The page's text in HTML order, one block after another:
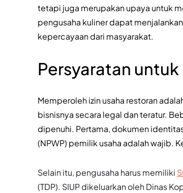
tetapi juga merupakan upaya untuk
pengusaha kuliner dapat
kepercayaan dari masyarakat.
Persyaratan
Memperoleh izin usaha restoran
bisnisnya secara legal dan teratur.
dipenuhi. Pertama, dokumen
(NPWP) pemilik usaha adalah wajib.
Selain itu, pengusaha harus memiliki
(TDP). SIUP dikeluarkan oleh Dinas